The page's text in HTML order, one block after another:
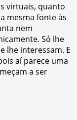
virtuais, quanto
mesma fonte às
nem
Só lhe
lhe interessam. E
aí parece uma
a ser